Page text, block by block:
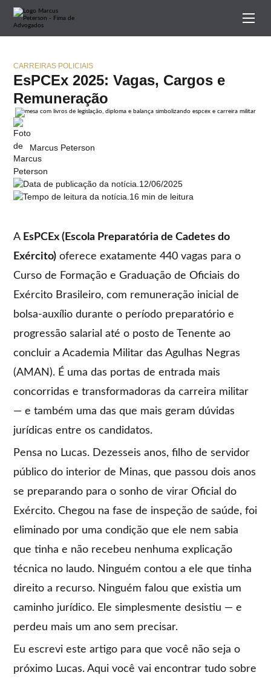
CARREIRAS POLICIAIS
EsPCEx 2025: Vagas, Cargos e
Remuneração
Marcus Peterson
12/06/2025
16 min de leitura
A EsPCEx (Escola Preparatória de Cadetes do
Exército) oferece exatamente 440 vagas para o
Curso de Formação e Graduação de Oficiais do
Exército Brasileiro, com remuneração inicial de
bolsa-auxílio durante o período preparatório e
progressão salarial até o posto de Tenente ao
concluir a Academia Militar das Agulhas Negras
(AMAN). É uma das portas de entrada mais
concorridas e transformadoras da carreira militar
— e também uma das que mais geram dúvidas
jurídicas entre os candidatos.
Pensa no Lucas. Dezesseis anos, filho de servidor
público do interior de Minas, que passou dois anos
se preparando para o sonho de virar Oficial do
Exército. Chegou na fase de inspeção de saúde, foi
eliminado por uma condição que ele nem sabia
que tinha e não recebeu nenhuma explicação
técnica no laudo. Ninguém contou a ele que tinha
direito a recurso. Ninguém falou que existia um
caminho jurídico. Ele simplesmente desistiu — e
perdeu mais um ano sem precisar.
Eu escrevi este artigo para que você não seja o
próximo Lucas. Aqui você vai encontrar tudo sobre